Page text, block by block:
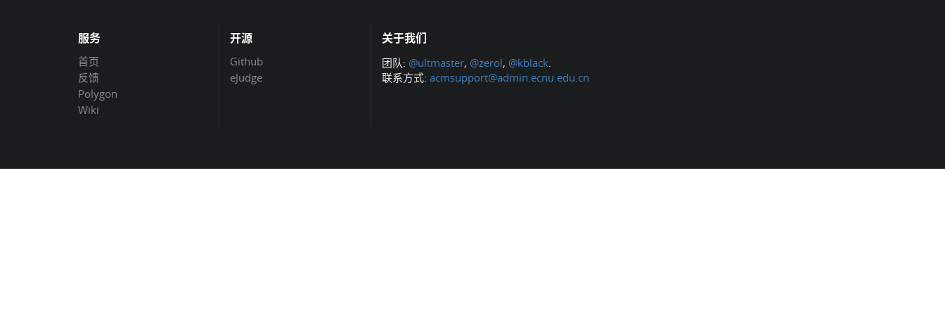
服务
首页
反馈
Polygon
Wiki
开源
Github
eJudge
关于我们
团队: @ultmaster, @zerol, @kblack.
联系方式: acmsupport@admin.ecnu.edu.cn